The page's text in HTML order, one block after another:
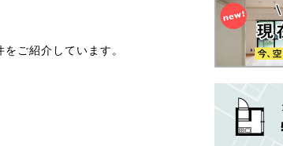
ご紹介しています。